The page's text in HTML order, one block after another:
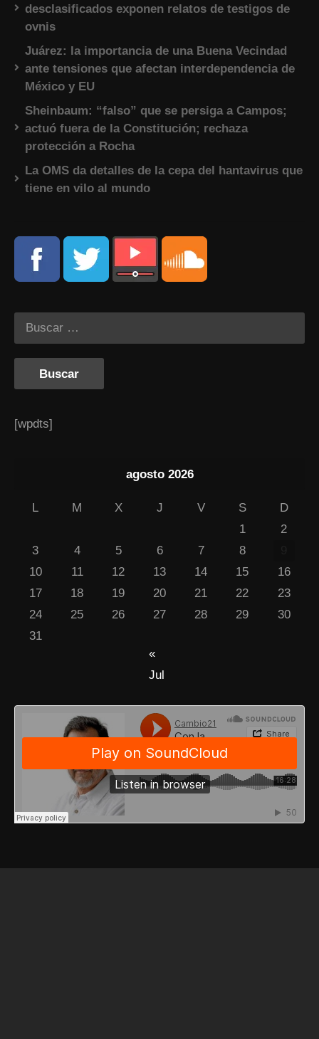
desclasificados exponen relatos de testigos de
ovnis
Juárez: la importancia de una Buena Vecindad
ante tensiones que afectan interdependencia de
México y EU
Sheinbaum: “falso” que se persiga a Campos;
actuó fuera de la Constitución; rechaza
protección a Rocha
La OMS da detalles de la cepa del hantavirus que
tiene en vilo al mundo
[wpdts]
agosto 2026
L M X J V S
D
1
2
3
4 5 6 7 8
10
11 12 13 14 15
16
17
18 19 20 21 22
23
24
25 26 27 28 29
30
31
«
Jul